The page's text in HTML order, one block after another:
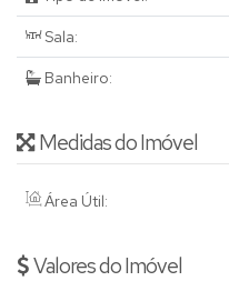
Sala:
Banheiro:
Medidas do Imóvel
Área Útil:
Valores do Imóvel